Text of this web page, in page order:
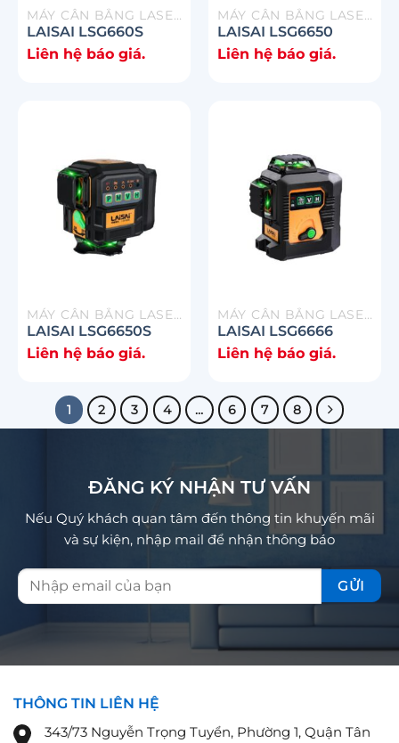
MÁY CÂN BẰNG LASER
LAISAI LSG660S
Liên hệ báo giá.
MÁY CÂN BẰNG LASER
LAISAI LSG6650
Liên hệ báo giá.
MÁY CÂN BẰNG LASER
LAISAI LSG6650S
Liên hệ báo giá.
MÁY CÂN BẰNG LASER
LAISAI LSG6666
Liên hệ báo giá.
1 2 3 4 … 6 7 8
ĐĂNG KÝ NHẬN TƯ VẤN
Nếu Quý khách quan tâm đến thông tin khuyến mãi
và sự kiện, nhập mail để nhận thông báo
THÔNG TIN LIÊN HỆ
343/73 Nguyễn Trọng Tuyển, Phường 1, Quận Tân